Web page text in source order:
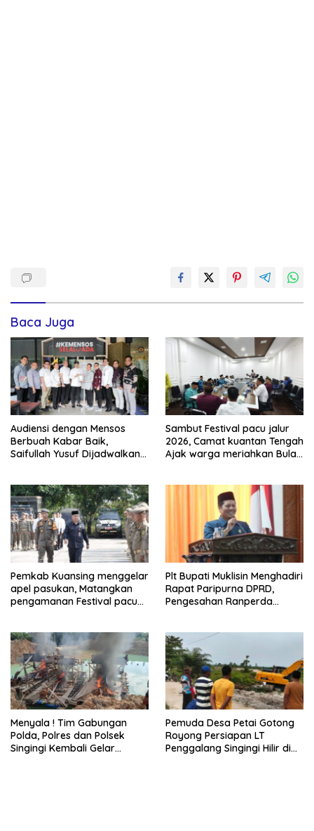
Baca Juga
Audiensi dengan Mensos
Berbuah Kabar Baik,
Saifullah Yusuf Dijadwalkan
Kuansing
Sambut Festival pacu jalur
2026, Camat kuantan Tengah
Ajak warga meriahkan Bulan
Pemkab Kuansing menggelar
apel pasukan, Matangkan
pengamanan Festival pacu
Plt Bupati Muklisin Menghadiri
Rapat Paripurna DPRD,
Pengesahan Ranperda
Menyala ! Tim Gabungan
Polda, Polres dan Polsek
Singingi Kembali Gelar
Pemuda Desa Petai Gotong
Royong Persiapan LT
Penggalang Singingi Hilir di